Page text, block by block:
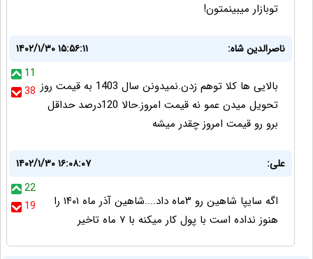
توبازار میبینمتون!
ناصرالدین شاه:
۱۴۰۲/۱/۳۰ ۱۵:۵۶:۱۱
11
38 بالایی ها کلا توهم زدن.نمیدونن سال 1403 به قیمت روز
تحویل میدن عمو نه قیمت امروز.حالا 120درصد حداقل
برو رو قیمت امروز چقدر میشه
علی:
۱۴۰۲/۱/۳۰ ۱۶:۰۸:۰۷
22
19
اگه سایپا شاهین رو ۳ماه داد....شاهین آذر ماه ۱۴۰۱ را
هنوز نداده است با پول کار میکنه با ۷ ماه تاخیر